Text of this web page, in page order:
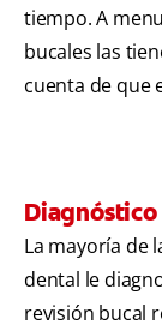
tiempo. A
bucales las
cuenta de que
La mayoría de
dental le
revisión bucal